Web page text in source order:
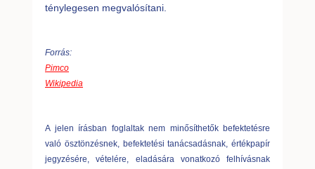
ténylegesen megvalósítani.
Forrás:
Pimco
Wikipedia
A jelen írásban foglaltak nem minősíthetők befektetésre
való ösztönzésnek, befektetési tanácsadásnak, értékpapír
jegyzésére, vételére, eladására vonatkozó felhívásnak